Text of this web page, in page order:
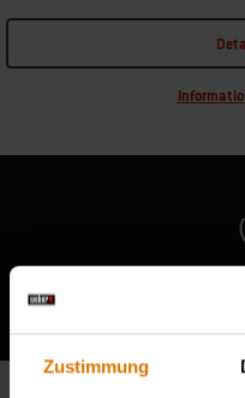
Zustimmung
Berichte von